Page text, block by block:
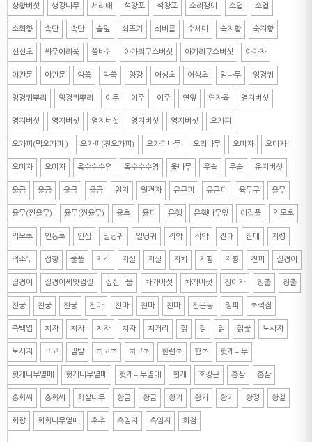
상황버섯 생강나무 서리태 석창포 석창포 소리쟁이 소엽 소엽
소회향 속단 속단 솔잎 쇠뜨기 쇠비름 수세미 숙지황 숙지황
신선초 싸주아리쑥 씀바귀 아가리쿠스버섯 아가리쿠스버섯 아마자
야관문 야관문 약쑥 약쑥 양강 어성초 어성초 엄나무 엉겅퀴
엉겅퀴뿌리 엉겅퀴뿌리 여두 여주 여주 연잎 연자육 영지버섯
영지버섯 영지버섯 영지버섯 영지버섯 영지버섯 오가피
오가피(막오가피 ) 오가피(진오가피) 오가피나무 오리나무 오미자 오미자
오미자 오미자 옥수수수염 옥수수수염 옻나무 우슬 우슬 운지버섯
울금 울금 울금 울금 원지 월견자 유근피 유근피 육두구 율무
율무(찐율무) 율무(찐율무) 율초 율피 은행 은행나무잎 이질풀 익모초
익모초 인동초 인삼 일당귀 일당귀 작약 작약 잔대 잔대 저령
적소두 정향 줄풀 지각 지실 지실 지치 지황 지황 진피 질경이
질경이 질경이씨앗껍질 짚신나물 차가버섯 차가버섯 창이자 창출 창출
천궁 천궁 천궁 천마 천마 천마 천마 천문동 청피 초석잠
측백엽 치자 치자 치자 치자 치커리 칡 칡 칡 칡꽃 토사자
토사자 표고 필발 하고초 하고초 한련초 함초 헛개나무
헛개나무열매 헛개나무열매 헛개나무열매 형개 호장근 홍삼 홍삼
홍화씨 홍화씨 화살나무 황금 황금 황기 황기 황기 황정 황칠
회향 회화나무열매 후추 흑임자 흑임자 희첨